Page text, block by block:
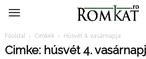
RomKat.ro
Főoldal Cimkék Húsvét 4. vasárnapja
Cimke: húsvét 4.